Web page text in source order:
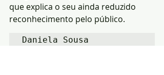
que explica o seu ainda reduzido
reconhecimento pelo público.
Daniela Sousa